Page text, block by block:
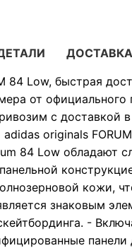
84 Low, быстрая
от
с доставкой
originals
84 Low обладают
кожи,
знаковым
-
панели